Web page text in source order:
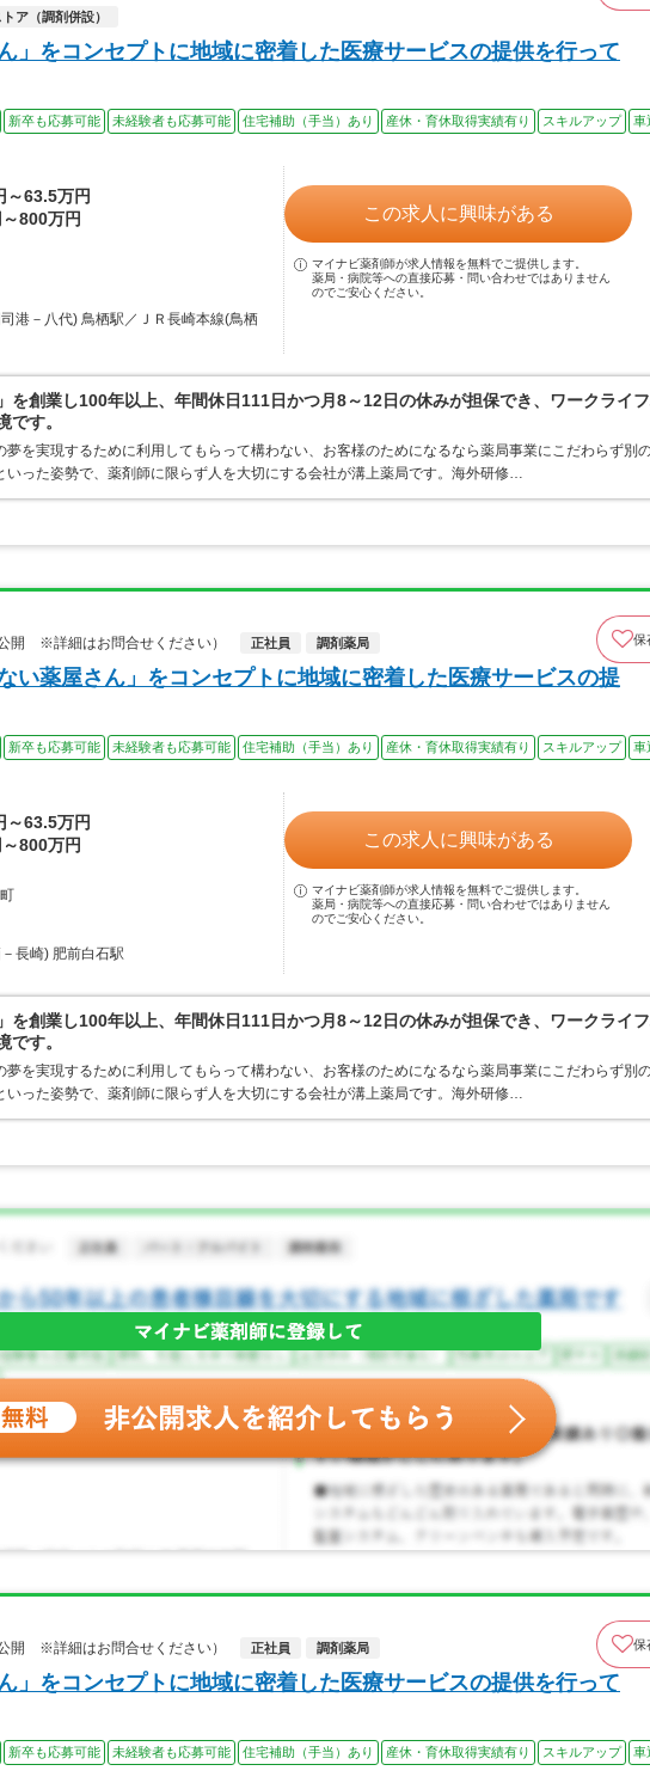
ア（調剤併設）
」をコンセプトに地域に密着した医療サービスの提供を行って
新卒も応募可能 未経験者も応募可能 住宅補助（手当）あり 産休・育休取得実績有り スキルアップ
車
～63.5万円
～800万円
港－八代) 鳥栖駅／ＪＲ長崎本線(鳥栖
この求人に興味がある
マイナビ薬剤師が求人情報を無料でご提供します。
薬局・病院等への直接応募・問い合わせではありません
のでご安心ください。
を創業し100年以上、年間休日111日かつ月8～12日の休みが担保でき、ワークライ
です。
夢を実現するために利用してもらって構わない、お客様のためになるなら薬局事業にこだわらず別
いった姿勢で、薬剤師に限らず人を大切にする会社が溝上薬局です。海外研修…
開 ※詳細はお問合せください）
正社員 調剤薬局 保
い薬屋さん」をコンセプトに地域に密着した医療サービスの提
新卒も応募可能 未経験者も応募可能 住宅補助（手当）あり 産休・育休取得実績有り スキルアップ
車
～63.5万円
～800万円
長崎) 肥前白石駅
この求人に興味がある
マイナビ薬剤師が求人情報を無料でご提供します。
薬局・病院等への直接応募・問い合わせではありません
のでご安心ください。
を創業し100年以上、年間休日111日かつ月8～12日の休みが担保でき、ワークライ
です。
夢を実現するために利用してもらって構わない、お客様のためになるなら薬局事業にこだわらず別
いった姿勢で、薬剤師に限らず人を大切にする会社が溝上薬局です。海外研修…
開 ※詳細はお問合せください）
正社員 調剤薬局 保
」をコンセプトに地域に密着した医療サービスの提供を行って
新卒も応募可能 未経験者も応募可能 住宅補助（手当）あり 産休・育休取得実績有り スキルアップ
車